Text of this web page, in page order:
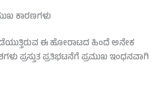
ಕಾರಣಗಳು
ಈ ಹೋರಾಟದ ಹಿಂದೆ ಅನೇಕ
ಪ್ರಸ್ತುತ ಪ್ರತಿಭಟನೆಗೆ ಪ್ರಮುಖ ಇಂಧನವಾಗಿ